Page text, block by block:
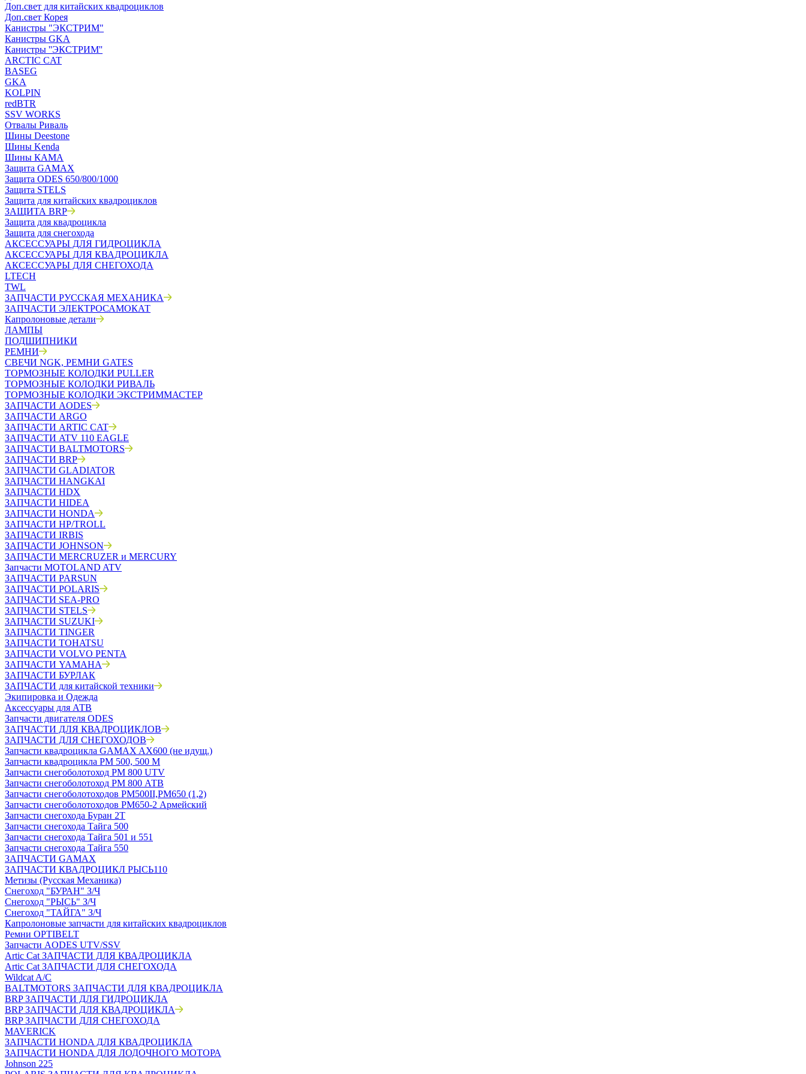
Доп.свет для китайских квадроциклов
Доп.свет Корея
Канистры "ЭКСТРИМ"
Канистры GKA
Канистры ''ЭКСТРИМ''
ARCTIC CAT
BASEG
GKA
KOLPIN
redBTR
SSV WORKS
Отвалы Риваль
Шины Deestone
Шины Kenda
Шины КАМА
Защита GAMAX
Защита ODES 650/800/1000
Защита STELS
Защита для китайских квадроциклов
ЗАЩИТА BRP
Защита для квадроцикла
Защита для снегохода
АКСЕССУАРЫ ДЛЯ ГИДРОЦИКЛА
АКСЕССУАРЫ ДЛЯ КВАДРОЦИКЛА
АКСЕССУАРЫ ДЛЯ СНЕГОХОДА
LTECH
TWL
ЗАПЧАСТИ РУССКАЯ МЕХАНИКА
ЗАПЧАСТИ ЭЛЕКТРОСАМОКАТ
Капролоновые детали
ЛАМПЫ
ПОДШИПНИКИ
РЕМНИ
СВЕЧИ NGK, РЕМНИ GATES
ТОРМОЗНЫЕ КОЛОДКИ PULLER
ТОРМОЗНЫЕ КОЛОДКИ РИВАЛЬ
ТОРМОЗНЫЕ КОЛОДКИ ЭКСТРИММАСТЕР
ЗАПЧАСТИ AODES
ЗАПЧАСТИ ARGO
ЗАПЧАСТИ ARTIC CAT
ЗАПЧАСТИ ATV 110 EAGLE
ЗАПЧАСТИ BALTMOTORS
ЗАПЧАСТИ BRP
ЗАПЧАСТИ GLADIATOR
ЗАПЧАСТИ HANGKAI
ЗАПЧАСТИ HDX
ЗАПЧАСТИ HIDEA
ЗАПЧАСТИ HONDA
ЗАПЧАСТИ HP/TROLL
ЗАПЧАСТИ IRBIS
ЗАПЧАСТИ JOHNSON
ЗАПЧАСТИ MERCRUZER и MERCURY
Запчасти MOTOLAND ATV
ЗАПЧАСТИ PARSUN
ЗАПЧАСТИ POLARIS
ЗАПЧАСТИ SEA-PRO
ЗАПЧАСТИ STELS
ЗАПЧАСТИ SUZUKI
ЗАПЧАСТИ TINGER
ЗАПЧАСТИ TOHATSU
ЗАПЧАСТИ VOLVO PENTA
ЗАПЧАСТИ YAMAHA
ЗАПЧАСТИ БУРЛАК
ЗАПЧАСТИ для китайской техники
Экипировка и Одежда
Аксессуары для АТВ
Запчасти двигателя ODES
ЗАПЧАСТИ ДЛЯ КВАДРОЦИКЛОВ
ЗАПЧАСТИ ДЛЯ СНЕГОХОДОВ
Запчасти квадроцикла GAMAX AX600 (не идущ.)
Запчасти квадроцикла РМ 500, 500 М
Запчасти снегоболотоход РМ 800 UTV
Запчасти снегоболотоход РМ 800 АТВ
Запчасти снегоболотоходов РМ500II,РМ650 (1,2)
Запчасти снегоболотоходов РМ650-2 Армейский
Запчасти снегохода Буран 2Т
Запчасти снегохода Тайга 500
Запчасти снегохода Тайга 501 и 551
Запчасти снегохода Тайга 550
ЗАПЧАСТИ GAMAX
ЗАПЧАСТИ КВАДРОЦИКЛ РЫСЬ110
Метизы (Русская Механика)
Снегоход "БУРАН" З/Ч
Снегоход "РЫСЬ" З/Ч
Снегоход "ТАЙГА" З/Ч
Капролоновые запчасти для китайских квадроциклов
Ремни OPTIBELT
Запчасти AODES UTV/SSV
Artic Cat ЗАПЧАСТИ ДЛЯ КВАДРОЦИКЛА
Artic Cat ЗАПЧАСТИ ДЛЯ СНЕГОХОДА
Wildcat A/C
BALTMOTORS ЗАПЧАСТИ ДЛЯ КВАДРОЦИКЛА
BRP ЗАПЧАСТИ ДЛЯ ГИДРОЦИКЛА
BRP ЗАПЧАСТИ ДЛЯ КВАДРОЦИКЛА
BRP ЗАПЧАСТИ ДЛЯ СНЕГОХОДА
MAVERICK
ЗАПЧАСТИ HONDA ДЛЯ КВАДРОЦИКЛА
ЗАПЧАСТИ HONDA ДЛЯ ЛОДОЧНОГО МОТОРА
Johnson 225